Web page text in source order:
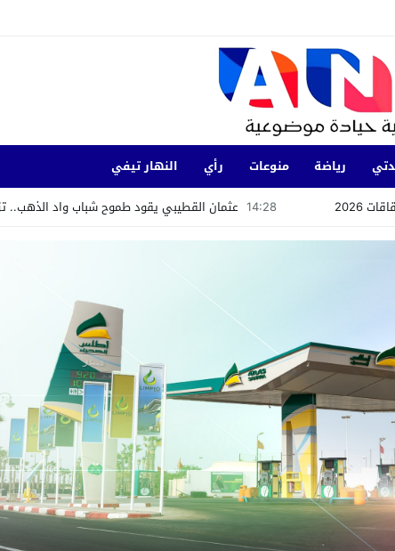
رياضة منوعات رأي
النهار تيفي
14:28 عثمان القطيبي يقود طموح شباب واد الذهب.. تزكية جديدة